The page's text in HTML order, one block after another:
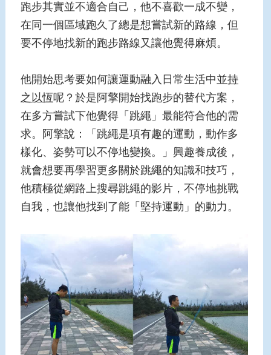
跑步其實並不適合自己，他不喜歡一成不變，
在同一個區域跑久了總是想嘗試新的路線，但
要不停地找新的跑步路線又讓他覺得麻煩。
他開始思考要如何讓運動融入日常生活中並持
之以恆呢？於是阿擎開始找跑步的替代方案，
在多方嘗試下他覺得「跳繩」最能符合他的需
求。阿擎說：「跳繩是項有趣的運動，動作多
樣化、姿勢可以不停地變換。」興趣養成後，
就會想要再學習更多關於跳繩的知識和技巧，
他積極從網路上搜尋跳繩的影片，不停地挑戰
自我，也讓他找到了能「堅持運動」的動力。